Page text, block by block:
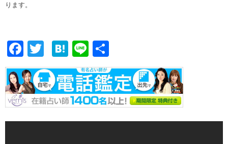
ります。
F
ac
e
b
o
T
w
itt
er
H
at
e
n
a
Li
n
e
有